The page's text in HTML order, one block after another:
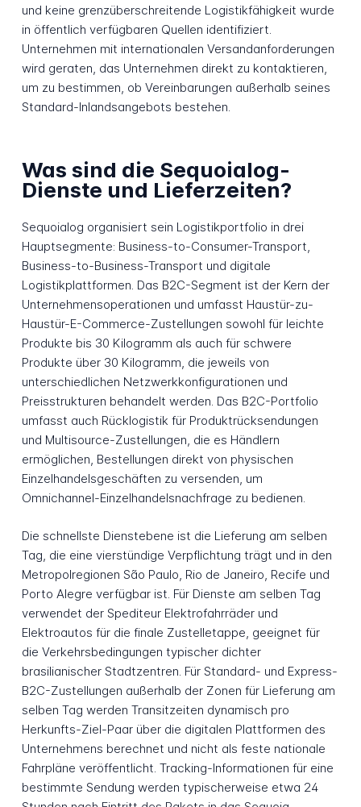
und keine grenzüberschreitende Logistikfähigkeit wurde
in öffentlich verfügbaren Quellen identifiziert.
Unternehmen mit internationalen Versandanforderungen
wird geraten, das Unternehmen direkt zu kontaktieren,
um zu bestimmen, ob Vereinbarungen außerhalb seines
Standard-Inlandsangebots bestehen.
Was sind die Sequoialog-
Dienste und Lieferzeiten?
Sequoialog organisiert sein Logistikportfolio in drei
Hauptsegmente: Business-to-Consumer-Transport,
Business-to-Business-Transport und digitale
Logistikplattformen. Das B2C-Segment ist der Kern der
Unternehmensoperationen und umfasst Haustür-zu-
Haustür-E-Commerce-Zustellungen sowohl für leichte
Produkte bis 30 Kilogramm als auch für schwere
Produkte über 30 Kilogramm, die jeweils von
unterschiedlichen Netzwerkkonfigurationen und
Preisstrukturen behandelt werden. Das B2C-Portfolio
umfasst auch Rücklogistik für Produktrücksendungen
und Multisource-Zustellungen, die es Händlern
ermöglichen, Bestellungen direkt von physischen
Einzelhandelsgeschäften zu versenden, um
Omnichannel-Einzelhandelsnachfrage zu bedienen.
Die schnellste Dienstebene ist die Lieferung am selben
Tag, die eine vierstündige Verpflichtung trägt und in den
Metropolregionen São Paulo, Rio de Janeiro, Recife und
Porto Alegre verfügbar ist. Für Dienste am selben Tag
verwendet der Spediteur Elektrofahrräder und
Elektroautos für die finale Zustelletappe, geeignet für
die Verkehrsbedingungen typischer dichter
brasilianischer Stadtzentren. Für Standard- und Express-
B2C-Zustellungen außerhalb der Zonen für Lieferung am
selben Tag werden Transitzeiten dynamisch pro
Herkunfts-Ziel-Paar über die digitalen Plattformen des
Unternehmens berechnet und nicht als feste nationale
Fahrpläne veröffentlicht. Tracking-Informationen für eine
bestimmte Sendung werden typischerweise etwa 24